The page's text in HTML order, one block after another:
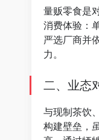
量贩零食是
消费体验：
严选厂商并
力。
二、业态
与现制茶饮
构建壁垒，